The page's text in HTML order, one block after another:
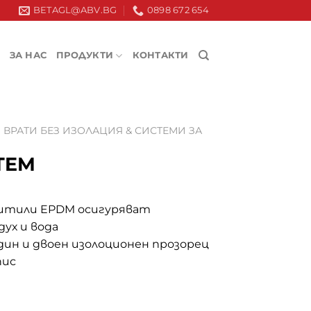
BETAGL@ABV.BG 0898 672 654
ЗА НАС ПРОДУКТИ КОНТАКТИ
ВРАТИ БЕЗ ИЗОЛАЦИЯ & СИСТЕМИ ЗА
EPDM осигуряват
и вода
и двоен изолоционен прозорец